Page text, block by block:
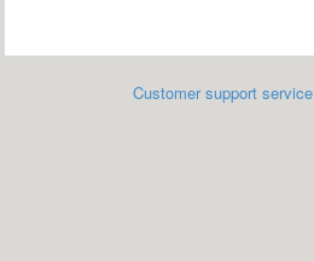
Customer support service